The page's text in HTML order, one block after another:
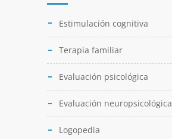
Estimulación cognitiva
Terapia familiar
Evaluación psicológica
Evaluación neuropsicológica
Logopedia